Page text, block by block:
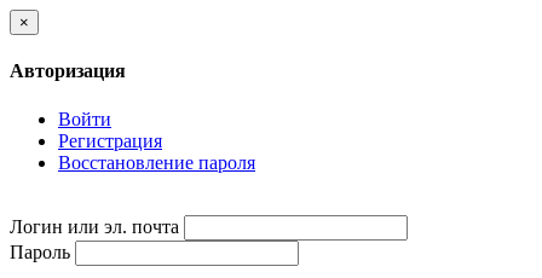
×
Авторизация
Войти
Регистрация
Восстановление пароля
Логин или эл. почта
Пароль